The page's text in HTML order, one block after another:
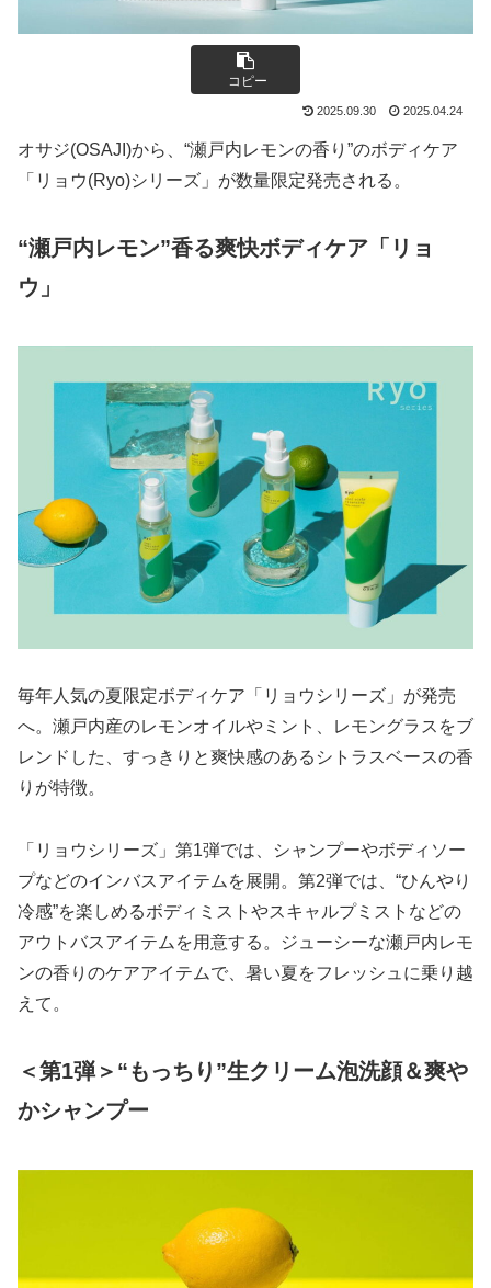
コピー
2025.09.30 2025.04.24
オサジ(OSAJI)から、“瀬戸内レモンの香り”のボディケア
「リョウ(Ryo)シリーズ」が数量限定発売される。
“瀬戸内レモン”香る爽快ボディケア「リョ
ウ」
毎年人気の夏限定ボディケア「リョウシリーズ」が発売
へ。瀬戸内産のレモンオイルやミント、レモングラスをブ
レンドした、すっきりと爽快感のあるシトラスベースの香
りが特徴。
「リョウシリーズ」第1弾では、シャンプーやボディソー
プなどのインバスアイテムを展開。第2弾では、“ひんやり
冷感”を楽しめるボディミストやスキャルプミストなどの
アウトバスアイテムを用意する。ジューシーな瀬戸内レモ
ンの香りのケアアイテムで、暑い夏をフレッシュに乗り越
えて。
＜第1弾＞“もっちり”生クリーム泡洗顔＆爽や
かシャンプー